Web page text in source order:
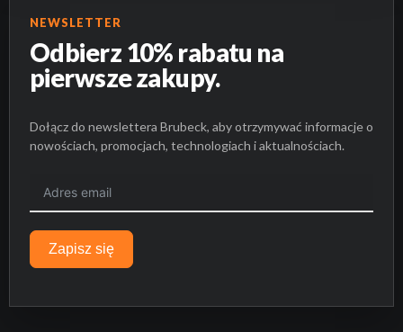
NEWSLETTER
Odbierz 10% rabatu na
pierwsze zakupy.
Dołącz do newslettera Brubeck, aby otrzymywać informacje o
nowościach, promocjach, technologiach i aktualnościach.
Zapisz się